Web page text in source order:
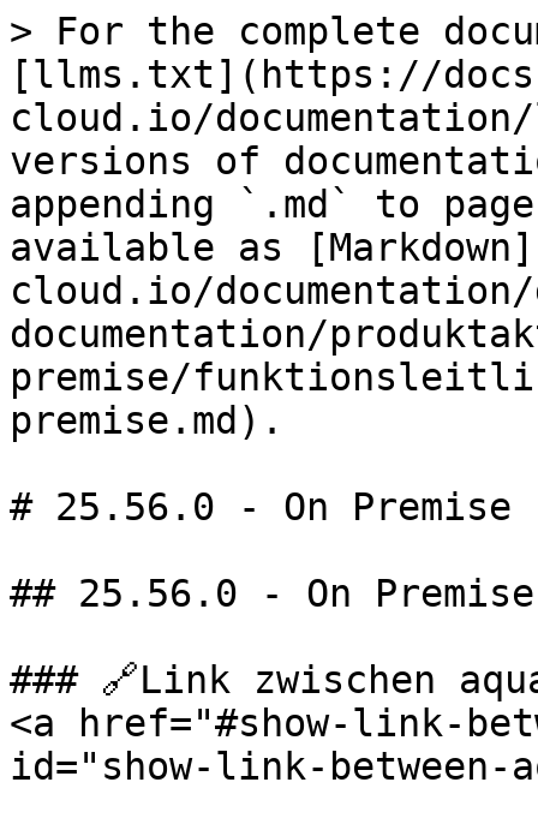
> For the complete
[llms.txt](https://
cloud.io/
versions of
appending `.md` to
available as
cloud.io/
documentation/
premise/
premise.md).
# 25.56.0 - On Premise
## 25.56.0 - On Premise
### 🔗Link zwischen
<a href="#show-link-
id="show-link-between-